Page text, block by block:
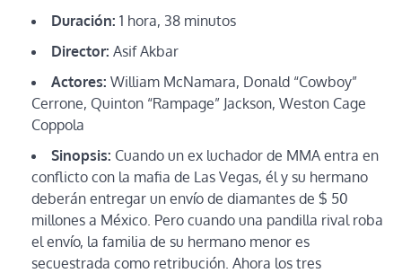
Duración: 1 hora, 38 minutos
Director: Asif Akbar
Actores: William McNamara, Donald “Cowboy”
Cerrone, Quinton “Rampage” Jackson, Weston Cage
Coppola
Sinopsis: Cuando un ex luchador de MMA entra en
conflicto con la mafia de Las Vegas, él y su hermano
deberán entregar un envío de diamantes de $ 50
millones a México. Pero cuando una pandilla rival roba
el envío, la familia de su hermano menor es
secuestrada como retribución. Ahora los tres